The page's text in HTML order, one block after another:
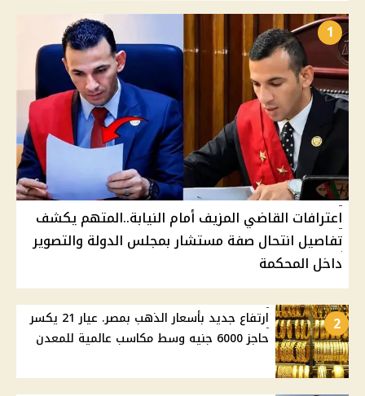
1
اعترافات القاضي المزيف أمام النيابة..المتهم يكشف
تفاصيل انتحال صفة مستشار بمجلس الدولة والتصوير
داخل المحكمة
2
ارتفاع جديد بأسعار الذهب بمصر. عيار 21 يكسر
حاجز 6000 جنيه وسط مكاسب عالمية للمعدن